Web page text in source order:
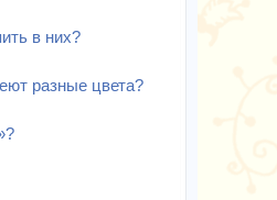
в них?
разные цвета?